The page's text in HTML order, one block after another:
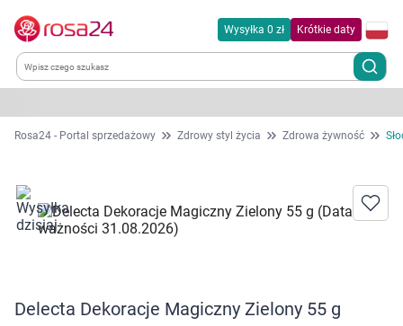
Wysyłka 0 zł Krótkie daty
Kategorie
Dla zwierząt
Zdrowie
Rosa24 - Portal sprzedażowy Zdrowy styl życia Zdrowa żywność
Delecta Dekoracje Magiczny Zielony 55 g